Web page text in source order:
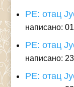
РЕ: отац
написано:
РЕ: отац
написано:
РЕ: отац